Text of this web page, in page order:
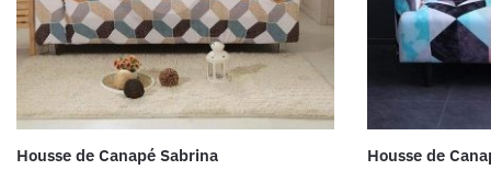
Housse de Canapé Sabrina Housse de